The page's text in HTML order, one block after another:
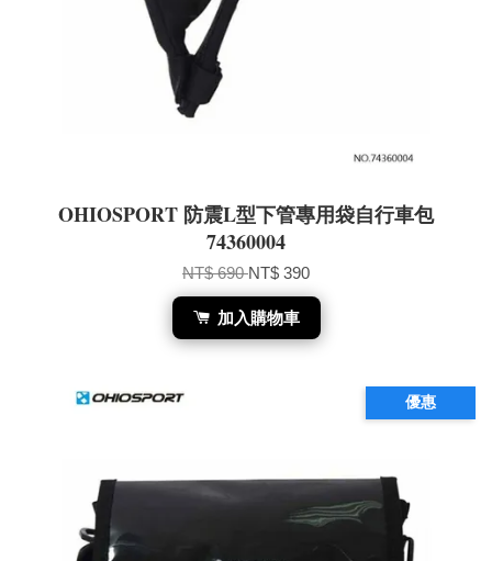
OHIOSPORT 防震L型下管專用袋自行車包
74360004
NT$ 690NT$ 390
加入購物車
優惠